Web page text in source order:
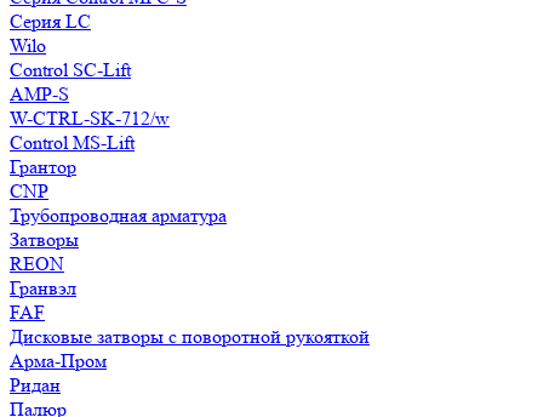
Серия LC
Wilo
Control SC-Lift
AMP-S
W-CTRL-SK-712/w
Control MS-Lift
Грантор
CNP
Трубопроводная арматура
Затворы
REON
Гранвэл
FAF
Дисковые затворы с поворотной рукояткой
Арма-Пром
Ридан
Палюр